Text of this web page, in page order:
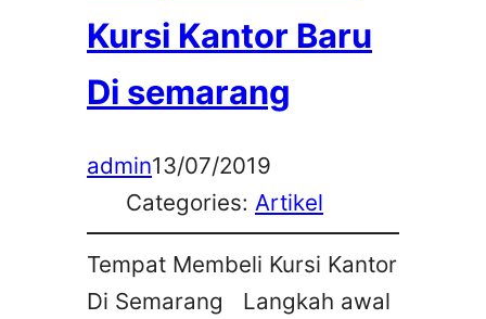
Kursi Kantor Baru
Di semarang
admin13/07/2019
Categories: Artikel
Tempat Membeli Kursi Kantor
Di Semarang Langkah awal